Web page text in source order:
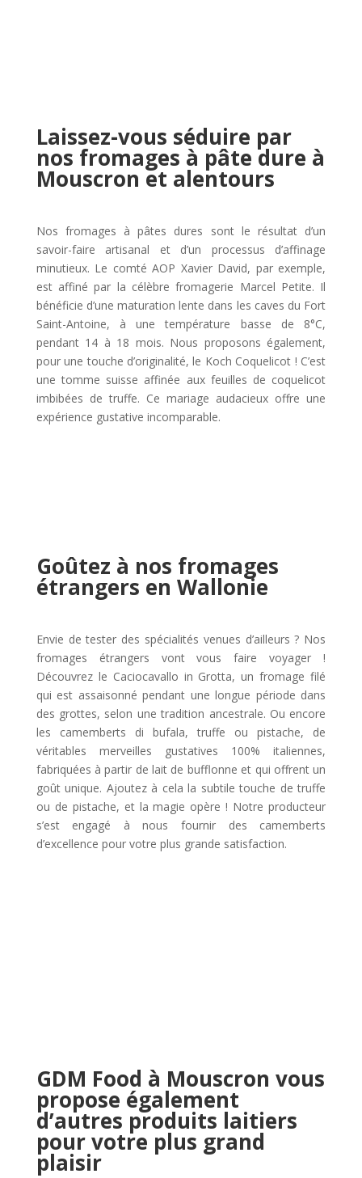
Laissez-vous séduire par
nos fromages à pâte dure à
Mouscron et alentours
Nos fromages à pâtes dures sont le résultat d’un
savoir-faire artisanal et d’un processus d’affinage
minutieux. Le comté AOP Xavier David, par exemple,
est affiné par la célèbre fromagerie Marcel Petite. Il
bénéficie d’une maturation lente dans les caves du Fort
Saint-Antoine, à une température basse de 8°C,
pendant 14 à 18 mois. Nous proposons également,
pour une touche d’originalité, le Koch Coquelicot ! C’est
une tomme suisse affinée aux feuilles de coquelicot
imbibées de truffe. Ce mariage audacieux offre une
expérience gustative incomparable.
Goûtez à nos fromages
étrangers en Wallonie
Envie de tester des spécialités venues d’ailleurs ? Nos
fromages étrangers vont vous faire voyager !
Découvrez le Caciocavallo in Grotta, un fromage filé
qui est assaisonné pendant une longue période dans
des grottes, selon une tradition ancestrale. Ou encore
les camemberts di bufala, truffe ou pistache, de
véritables merveilles gustatives 100% italiennes,
fabriquées à partir de lait de bufflonne et qui offrent un
goût unique. Ajoutez à cela la subtile touche de truffe
ou de pistache, et la magie opère ! Notre producteur
s’est engagé à nous fournir des camemberts
d’excellence pour votre plus grande satisfaction.
GDM Food à Mouscron vous
propose également
d’autres produits laitiers
pour votre plus grand
plaisir